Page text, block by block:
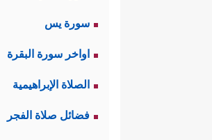
سورة يس
اواخر سورة البقرة
الصلاة الإبراهيمية
فضائل صلاة الفجر